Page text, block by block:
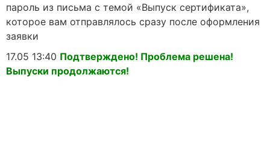
пароль из письма с темой «Выпуск сертификата»,
которое вам отправлялось сразу после оформления
заявки
17.05 13:40 Подтверждено! Проблема решена!
Выпуски продолжаются!